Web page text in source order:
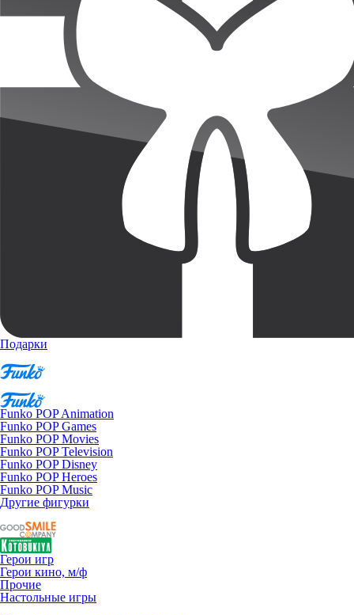
Подарки
Funko POP Animation
Funko POP Games
Funko POP Movies
Funko POP Television
Funko POP Disney
Funko POP Heroes
Funko POP Music
Другие фигурки
Герои игр
Герои кино, м/ф
Прочие
Настольные игры